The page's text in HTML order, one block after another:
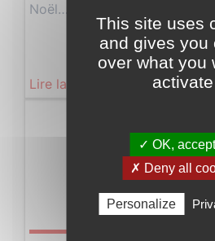
Noël…
Lire la suite
28
2025
This site uses
and gives you
over what you
activate
✓ OK, accept
✗ Deny all
Personalize